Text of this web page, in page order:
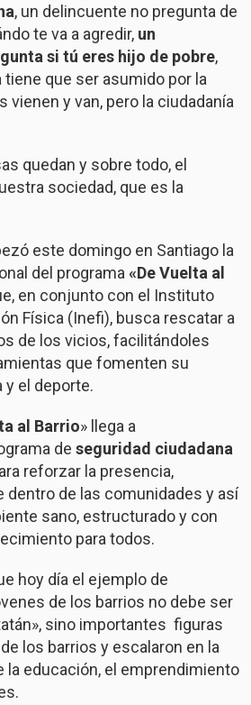
, un delincuente no pregunta de
te va a agredir, un
si tú eres hijo de pobre,
que ser asumido por la
vienen y van, pero la ciudadanía
quedan y sobre todo, el
sociedad, que es la
este domingo en Santiago la
del programa«De Vuelta al
en conjunto con el Instituto
Física (Inefi), busca rescatar a
de los vicios, facilitándoles
que fomenten su
y el deporte.
al Barrio» llega a
de seguridad ciudadana
reforzar la presencia,
dentro de las comunidades y así
sano, estructurado y con
para todos.
hoy día el ejemplo de
de los barrios no debe ser
sino importantes figuras
los barrios y escalaron en la
la educación, el emprendimiento